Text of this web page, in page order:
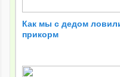
Как мы с дедом
прикорм